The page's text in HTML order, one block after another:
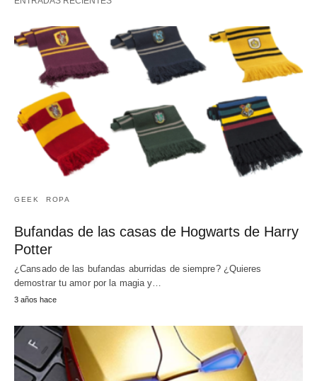
GEEK ROPA
Bufandas de las casas de Hogwarts de Harry
Potter
¿Cansado de las bufandas aburridas de siempre? ¿Quieres
demostrar tu amor por la magia y…
3 años hace